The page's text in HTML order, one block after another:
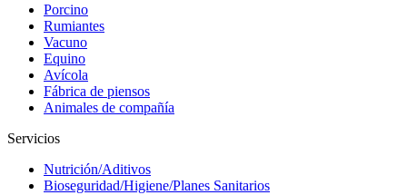
Porcino
Rumiantes
Vacuno
Equino
Avícola
Fábrica de piensos
Animales de compañía
Servicios
Nutrición/Aditivos
Bioseguridad/Higiene/Planes Sanitarios